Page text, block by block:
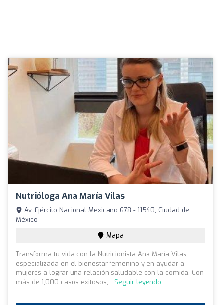
Nutrióloga Ana María Vilas
Av. Ejército Nacional Mexicano 678 - 11540, Ciudad de
México
Mapa
Transforma tu vida con la Nutricionista Ana María Vilas,
especializada en el bienestar femenino y en ayudar a
mujeres a lograr una relación saludable con la comida. Con
más de 1,000 casos exitosos,... Seguir leyendo